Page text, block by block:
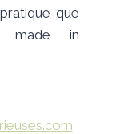
que
made in